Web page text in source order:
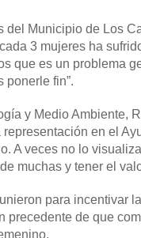
del Municipio de Los
3 mujeres ha
que es un problema
ponerle fin”.
y Medio Ambiente,
en el
A veces no lo
muchas y tener el
para incentivar
precedente de que